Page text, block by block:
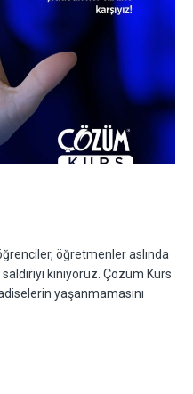
öğretmenler aslında
kınıyoruz. Çözüm Kurs
yaşanmamasını